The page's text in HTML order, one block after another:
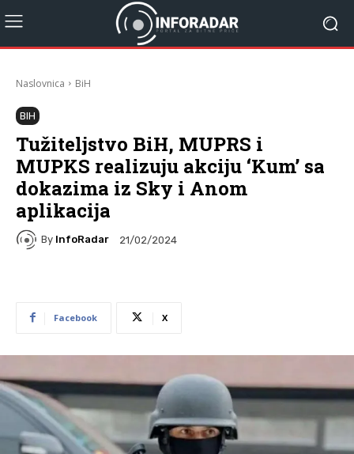
Naslovnica BiH
BIH
Tužiteljstvo BiH, MUPRS i
MUPKS realizuju akciju ‘Kum’ sa
dokazima iz Sky i Anom
aplikacija
By InfoRadar 21/02/2024
Facebook X